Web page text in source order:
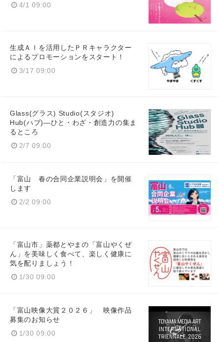
4/1 09:00
生成ＡＩを活用したＰＲキャラクター
によるプロモーションをスタート！
3/17 09:00
Glass(グラス) Studio(スタジオ)
Hub(ハブ)―ひと・わざ・創造力の集ま
るところ
2/7 09:00
「富山 春の合同企業説明会」を開催
します
2/2 09:00
「富山市」薬都とやまの「富山やくぜ
ん」を美味しく食べて、楽しく健康に
気を配りましょう！
1/30 09:00
「富山映像大賞２０２６」 映像作品
募集のお知らせ
1/30 09:00
English